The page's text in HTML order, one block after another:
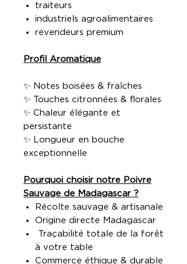
traiteurs
industriels agroalimentaires
revendeurs premium
Profil Aromatique
✨ Notes boisées & fraîches
✨ Touches citronnées & florales
✨ Chaleur élégante et
persistante
✨ Longueur en bouche
exceptionnelle
Pourquoi choisir notre Poivre
Sauvage de Madagascar ?
Récolte sauvage & artisanale
Origine directe Madagascar
Traçabilité totale de la forêt
à votre table
Commerce éthique & durable